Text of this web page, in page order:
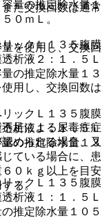
量の推定除水量１
０ｍＬ。
ックＬ１３５腹膜
析液２：１．５Ｌ
の推定除水量１３
ックＬ１３５腹膜
析液１：１．５Ｌ
の推定除水量１３
ックＬ１３５腹膜
析液１：１．５Ｌ
推定除水量１０５
た交換回数は通常
を使用し、交換回
用し、交換回数は
足による尿毒症症
められる場合、又
ている場合に、患
０ｋｇ以上を目安
る。